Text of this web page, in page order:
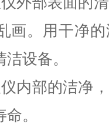
画。用干净
设备。
部的洁净，
。